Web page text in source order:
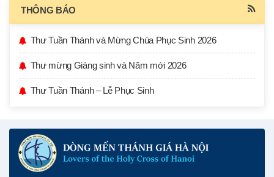
THÔNG BÁO
Thư Tuần Thánh và Mừng Chúa Phục Sinh 2026
Thư mừng Giáng sinh và Năm mới 2026
Thư Tuần Thánh – Lễ Phục Sinh